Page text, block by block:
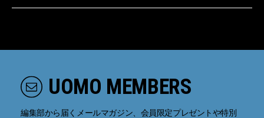
UOMO MEMBERS
編集部から届くメールマガジン、会員限定プレゼントや特別